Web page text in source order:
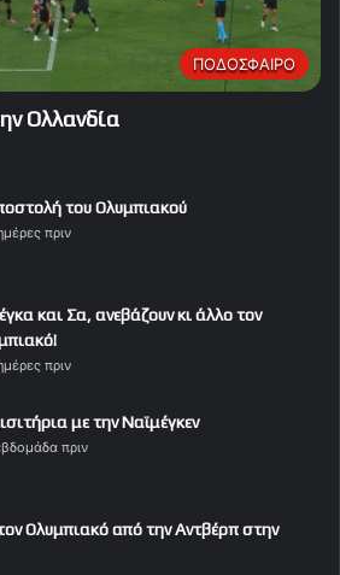
ΠΟΔΟΣΦΑΙΡΟ
Ολλανδία
του Ολυμπιακού
πριν
και Σα, ανεβάζουν κι άλλο τον
πριν
με την Ναϊμέγκεν
πριν
Ολυμπιακό από την Αντβέρπ στην